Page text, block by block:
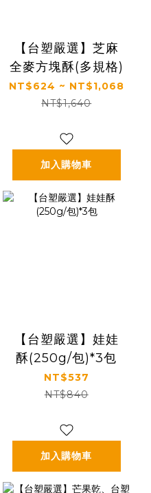
【台塑嚴選】芝麻
全麥方塊酥(多規格)
NT$624 ~ NT$1,068
NT$1,640
加入購物車
【台塑嚴選】娃娃
酥(250g/包)*3包
NT$537
NT$840
加入購物車